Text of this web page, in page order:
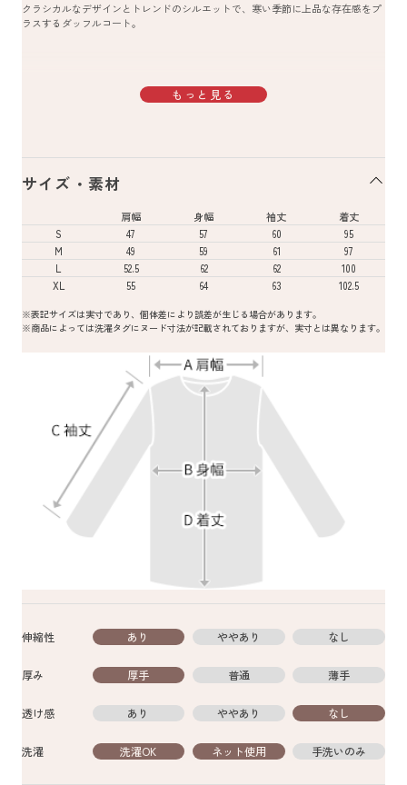
クラシカルなデザインとトレンドのシルエットで、寒い季節に上品な存在感をプ
ラスするダッフルコート。
もっと見る
サイズ・素材
肩幅 身幅 袖丈
着丈
S
47 57 60
95
M
49 59 61
97
L
52.5 62 62
100
XL
55 64 63 102.5
※表記サイズは実寸であり、個体差により誤差が生じる場合があります。
※商品によっては洗濯タグにヌード寸法が記載されておりますが、実寸とは異なります。
伸縮性 あり ややあり なし
厚み 厚手 普通 薄手
透け感 あり ややあり なし
洗濯 洗濯OK ネット使用 手洗いのみ